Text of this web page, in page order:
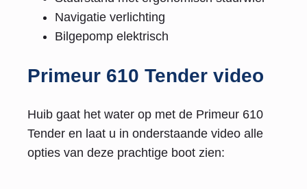
Navigatie verlichting
Bilgepomp elektrisch
Primeur 610 Tender video
Huib gaat het water op met de Primeur 610
Tender en laat u in onderstaande video alle
opties van deze prachtige boot zien: